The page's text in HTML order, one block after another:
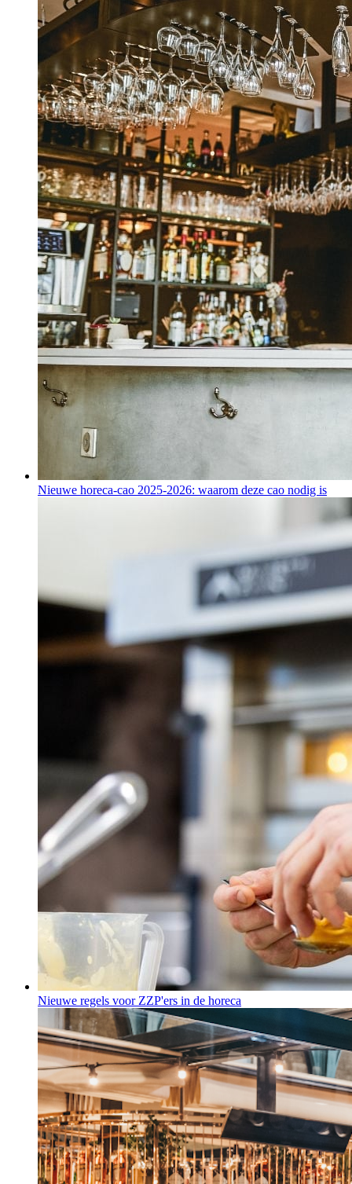
Nieuwe horeca-cao 2025-2026: waarom deze cao nodig is
Nieuwe regels voor ZZP'ers in de horeca